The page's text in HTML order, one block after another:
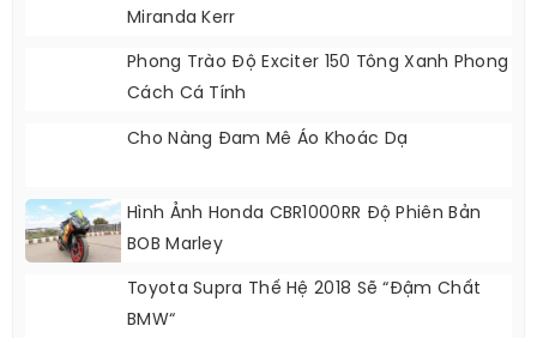
Miranda Kerr
Phong Trào Độ Exciter 150 Tông Xanh Phong
Cách Cá Tính
Cho Nàng Đam Mê Áo Khoác Dạ
Hình Ảnh Honda CBR1000RR Độ Phiên Bản
BOB Marley
Toyota Supra Thế Hệ 2018 Sẽ “đậm Chất
BMW“